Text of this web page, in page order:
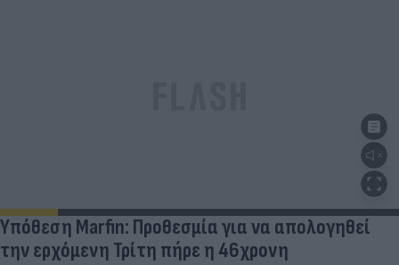
Υπόθεση Marfin: Προθεσμία για να απολογηθεί
την ερχόμενη Τρίτη πήρε η 46χρονη